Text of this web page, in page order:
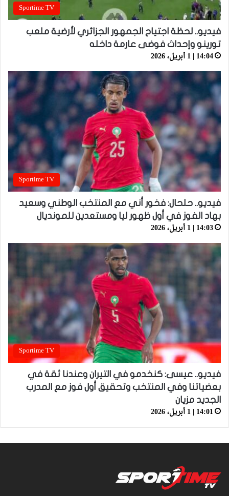
Sportime TV
فيديو.. لحظة اجتياح الجمهور الجزائري لأرضية ملعب
تورينو وإحداث فوضى عارمة داخله
14:04 | 1 أبريل، 2026
Sportime TV
فيديو.. حلحال: فخور أني مع المنتخب الوطني وسعيد
بهاد الفوز في أول ظهور ليا ومستعدين للمونديال
14:03 | 1 أبريل، 2026
Sportime TV
فيديو.. عيسى: كنخدمو في التيران وعندنا ثقة في
بعضياتنا وفي المنتخب وتحقيق أول فوز مع المدرب
الجديد مزيان
14:01 | 1 أبريل، 2026